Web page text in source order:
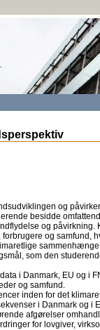
og
besidde
og påvirkning.
og samfund,
som den
i Danmark, EU og i
og samfund.
inden for det
i Danmark og i
afgørelser
for lovgiver,